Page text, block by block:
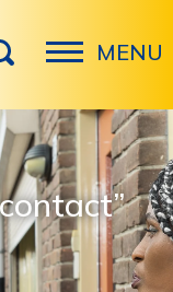
MENU